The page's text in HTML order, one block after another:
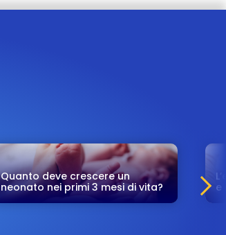
Quanto deve crescere un
neonato nei primi 3 mesi di vita?
e